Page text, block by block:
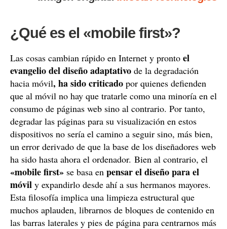
¿Qué es el «mobile first»?
Las cosas cambian rápido en Internet y pronto el
evangelio del diseño adaptativo de la degradación
hacia móvil, ha sido criticado por quienes defienden
que al móvil no hay que tratarle como una minoría en el
consumo de páginas web sino al contrario. Por tanto,
degradar las páginas para su visualización en estos
dispositivos no sería el camino a seguir sino, más bien,
un error derivado de que la base de los diseñadores web
ha sido hasta ahora el ordenador. Bien al contrario, el
«mobile first» se basa en pensar el diseño para el
móvil y expandirlo desde ahí a sus hermanos mayores.
Esta filosofía implica una limpieza estructural que
muchos aplauden, librarnos de bloques de contenido en
las barras laterales y pies de página para centrarnos más